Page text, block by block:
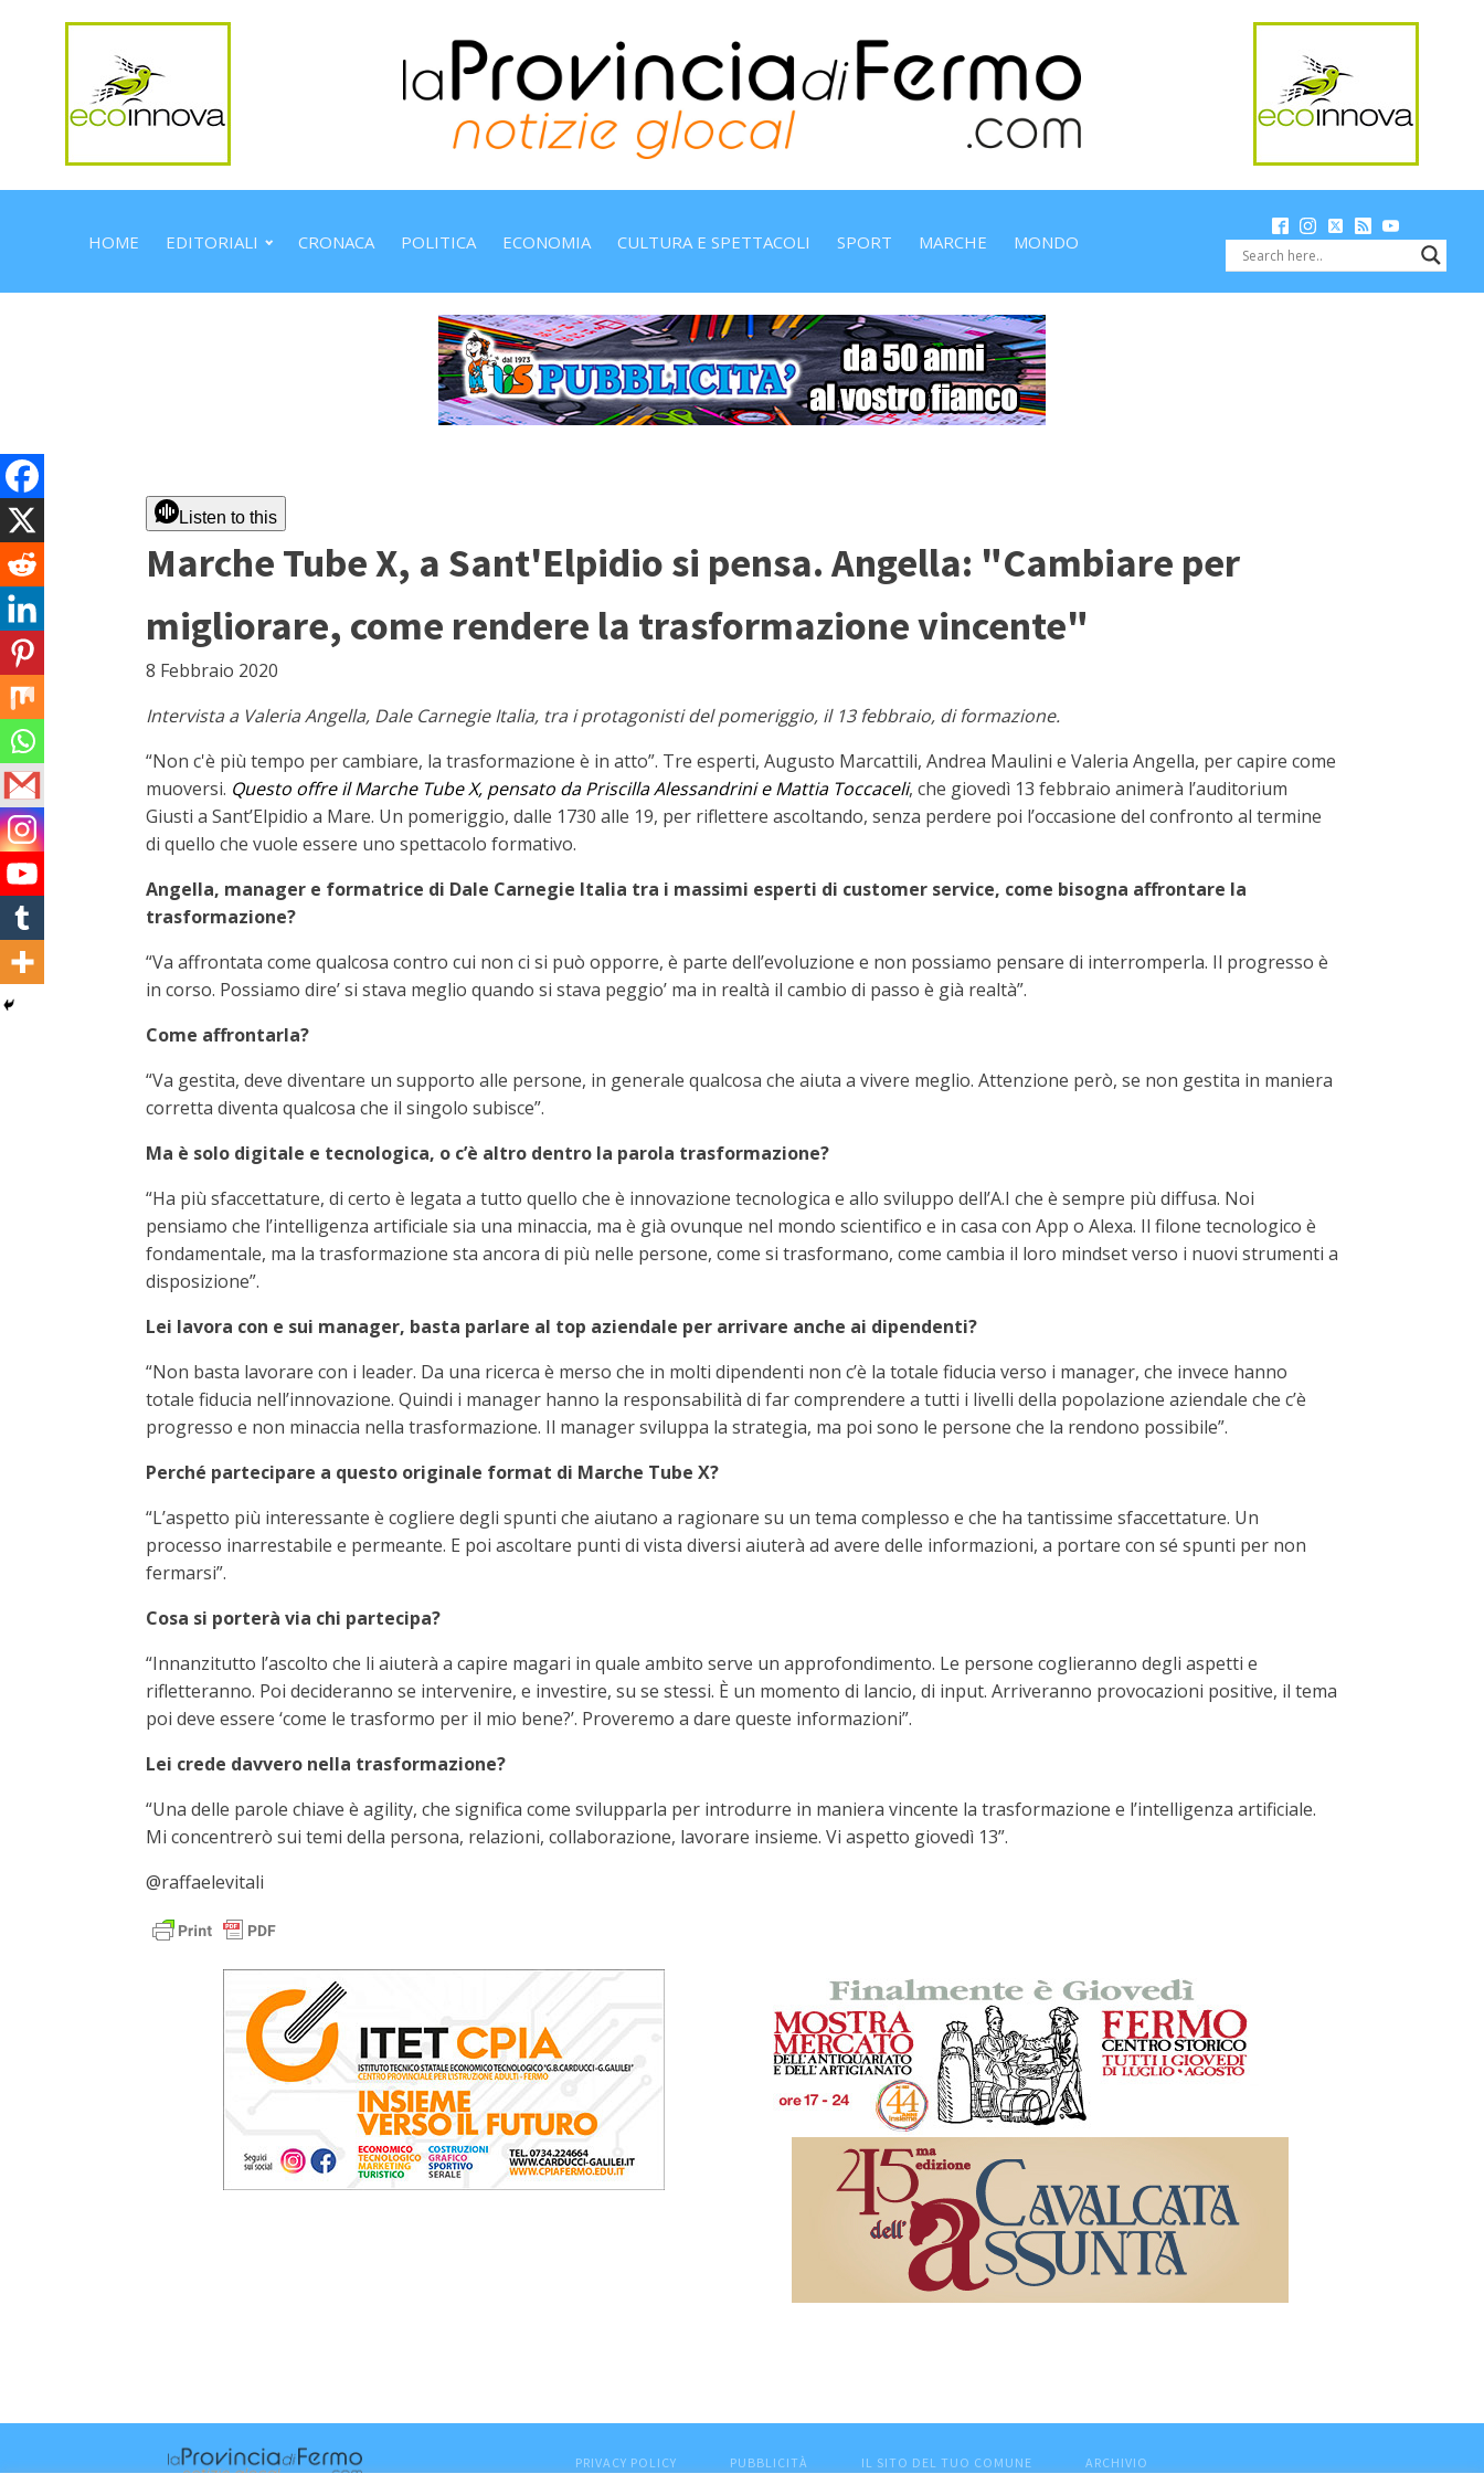
HOME EDITORIALI CRONACA POLITICA ECONOMIA CULTURA E SPETTACOLI SPORT MARCHE MONDO
Listen to this
Marche Tube X, a Sant'Elpidio si pensa. Angella: "Cambiare per
migliorare, come rendere la trasformazione vincente"
8 Febbraio 2020
Intervista a Valeria Angella, Dale Carnegie Italia, tra i protagonisti del pomeriggio, il 13 febbraio, di formazione.
“Non c'è più tempo per cambiare, la trasformazione è in atto”. Tre esperti, Augusto Marcattili, Andrea Maulini e Valeria Angella, per capire come
muoversi. Questo offre il Marche Tube X, pensato da Priscilla Alessandrini e Mattia Toccaceli, che giovedì 13 febbraio animerà l’auditorium
Giusti a Sant’Elpidio a Mare. Un pomeriggio, dalle 1730 alle 19, per riflettere ascoltando, senza perdere poi l’occasione del confronto al termine
di quello che vuole essere uno spettacolo formativo.
Angella, manager e formatrice di Dale Carnegie Italia tra i massimi esperti di customer service, come bisogna affrontare la
trasformazione?
“Va affrontata come qualcosa contro cui non ci si può opporre, è parte dell’evoluzione e non possiamo pensare di interromperla. Il progresso è
in corso. Possiamo dire’ si stava meglio quando si stava peggio’ ma in realtà il cambio di passo è già realtà”.
Come affrontarla?
“Va gestita, deve diventare un supporto alle persone, in generale qualcosa che aiuta a vivere meglio. Attenzione però, se non gestita in maniera
corretta diventa qualcosa che il singolo subisce”.
Ma è solo digitale e tecnologica, o c’è altro dentro la parola trasformazione?
“Ha più sfaccettature, di certo è legata a tutto quello che è innovazione tecnologica e allo sviluppo dell’A.I che è sempre più diffusa. Noi
pensiamo che l’intelligenza artificiale sia una minaccia, ma è già ovunque nel mondo scientifico e in casa con App o Alexa. Il filone tecnologico è
fondamentale, ma la trasformazione sta ancora di più nelle persone, come si trasformano, come cambia il loro mindset verso i nuovi strumenti a
disposizione”.
Lei lavora con e sui manager, basta parlare al top aziendale per arrivare anche ai dipendenti?
“Non basta lavorare con i leader. Da una ricerca è merso che in molti dipendenti non c’è la totale fiducia verso i manager, che invece hanno
totale fiducia nell’innovazione. Quindi i manager hanno la responsabilità di far comprendere a tutti i livelli della popolazione aziendale che c’è
progresso e non minaccia nella trasformazione. Il manager sviluppa la strategia, ma poi sono le persone che la rendono possibile”.
Perché partecipare a questo originale format di Marche Tube X?
“L’aspetto più interessante è cogliere degli spunti che aiutano a ragionare su un tema complesso e che ha tantissime sfaccettature. Un
processo inarrestabile e permeante. E poi ascoltare punti di vista diversi aiuterà ad avere delle informazioni, a portare con sé spunti per non
fermarsi”.
Cosa si porterà via chi partecipa?
“Innanzitutto l’ascolto che li aiuterà a capire magari in quale ambito serve un approfondimento. Le persone coglieranno degli aspetti e
rifletteranno. Poi decideranno se intervenire, e investire, su se stessi. È un momento di lancio, di input. Arriveranno provocazioni positive, il tema
poi deve essere ‘come le trasformo per il mio bene?’. Proveremo a dare queste informazioni”.
Lei crede davvero nella trasformazione?
“Una delle parole chiave è agility, che significa come svilupparla per introdurre in maniera vincente la trasformazione e l’intelligenza artificiale.
Mi concentrerò sui temi della persona, relazioni, collaborazione, lavorare insieme. Vi aspetto giovedì 13”.
@raffaelevitali
PRIVACY POLICY PUBBLICITÀ IL SITO DEL TUO COMUNE ARCHIVIO